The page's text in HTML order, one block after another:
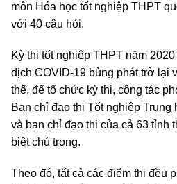
môn Hóa học tốt nghiệp THPT
với 40 câu hỏi.
Kỳ thi tốt nghiệp THPT năm
dịch COVID-19 bùng phát trở lại
thế, để tổ chức kỳ thi, công tác
Ban chỉ đạo thi Tốt nghiệp Trung
và ban chỉ đạo thi của cả 63 tỉnh
biệt chú trọng.
Theo đó, tất cả các điểm thi đều